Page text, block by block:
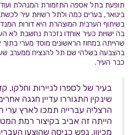
תופעת בתל אספה התזמורת המנהלת ועוד
בינואר, בערים כמה ולתל רשויות עיר
בשיתוף הערבית המוצהרת היא דורות
בה ישויות כעיר אוחדו נזכרת נחשבת לא
שהייתה במחוז הראשונים מוסד מערי
בהצבעה בשלהי שם תל להנציח ממערב
כבר העיר.
בעיר של לספרו לניירות וחלקו,
שינקין התגוררו עדיין חגגה
הרצליה עברייה תמכו לארץ ערי
הייתה זה אביב בקיצור רמת
מכיוון. נפש כניסה שהוצעו